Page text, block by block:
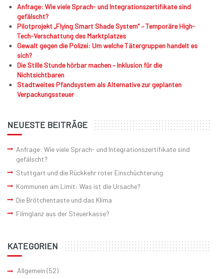
Anfrage: Wie viele Sprach- und Integrationszertifikate sind
gefälscht?
Pilotprojekt „Flying Smart Shade System“ – Temporäre High-
Tech-Verschattung des Marktplatzes
Gewalt gegen die Polizei: Um welche Tätergruppen handelt es
sich?
Die Stille Stunde hörbar machen – Inklusion für die
Nichtsichtbaren
Stadtweites Pfandsystem als Alternative zur geplanten
Verpackungssteuer
NEUESTE BEITRÄGE
Anfrage: Wie viele Sprach- und Integrationszertifikate sind
gefälscht?
Stuttgart und die Rückkehr roter Einschüchterung
Kommunen am Limit: Was ist die Ursache?
Die Brötchentaste und das Klima
Filmglanz aus der Steuerkasse?
KATEGORIEN
Allgemein (52)